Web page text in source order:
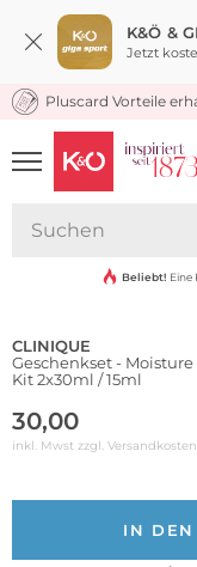
K&Ö &
Jetzt
Pluscard Vorteile
UNSERE APP
CLICK &
Beliebt! Eine
CLINIQUE
Geschenkset -
Kit 2x30ml / 15ml
30,00
inkl. Mwst zzgl. Versandkosten
IN DEN